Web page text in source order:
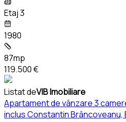
Etaj 3
1980
87mp
119.500 €
Listat deVIB Imobiliare
Apartament de vânzare 3
inclus Constantin Brâncoveanu,